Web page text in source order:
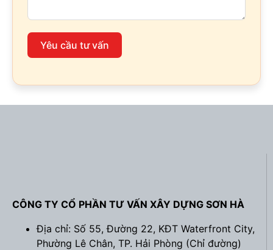
Yêu cầu tư vấn
CÔNG TY CỔ PHẦN TƯ VẤN XÂY DỰNG SƠN HÀ
Địa chỉ: Số 55, Đường 22, KĐT Waterfront City,
Phường Lê Chân, TP. Hải Phòng (Chỉ đường)